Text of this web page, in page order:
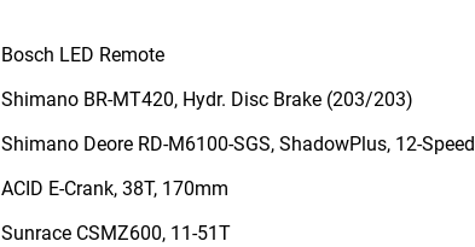
Bosch LED Remote
Shimano BR-MT420, Hydr. Disc Brake (203/203)
Shimano Deore RD-M6100-SGS, ShadowPlus, 12-Speed
ACID E-Crank, 38T, 170mm
Sunrace CSMZ600, 11-51T